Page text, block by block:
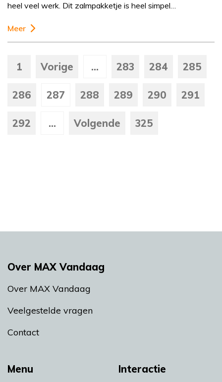
heel veel werk. Dit zalmpakketje is heel simpel…
Meer
1 Vorige ... 283 284 285
286 287 288 289 290 291
292 ... Volgende 325
Menu Interactie
Over MAX Vandaag
Over MAX Vandaag
Veelgestelde vragen
Contact